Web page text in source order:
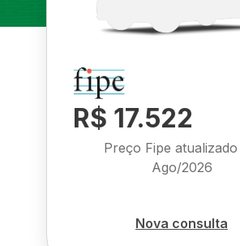
R$ 17.522
Preço Fipe atualizado
Ago/2026
Nova consulta